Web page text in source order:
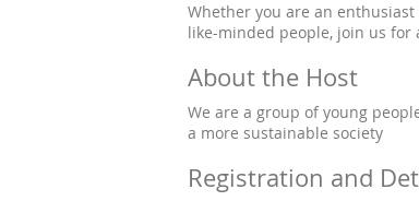
Whether you are an
like-minded people, join us
About the Host
We are a group of young
a more sustainable society
Registration and